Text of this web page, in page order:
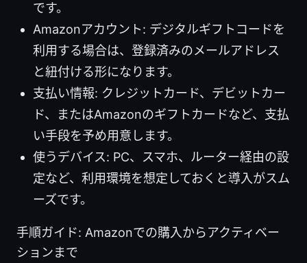
です。
Amazonアカウント: デジタルギフトコードを
利用する場合は、登録済みのメールアドレス
と紐付ける形になります。
支払い情報: クレジットカード、デビットカー
ド、またはAmazonのギフトカードなど、支払
い手段を予め用意します。
使うデバイス: PC、スマホ、ルーター経由の設
定など、利用環境を想定しておくと導入がスム
ーズです。
手順ガイド: Amazonでの購入からアクティベー
ションまで